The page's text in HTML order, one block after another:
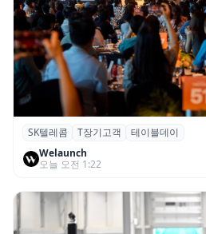
SK텔레콤, ‘T 장기고객 프
이’ 서울 행사 성료
SK텔레콤 T장기고객
테이블데이
Welaunch
오늘 오전 1:22